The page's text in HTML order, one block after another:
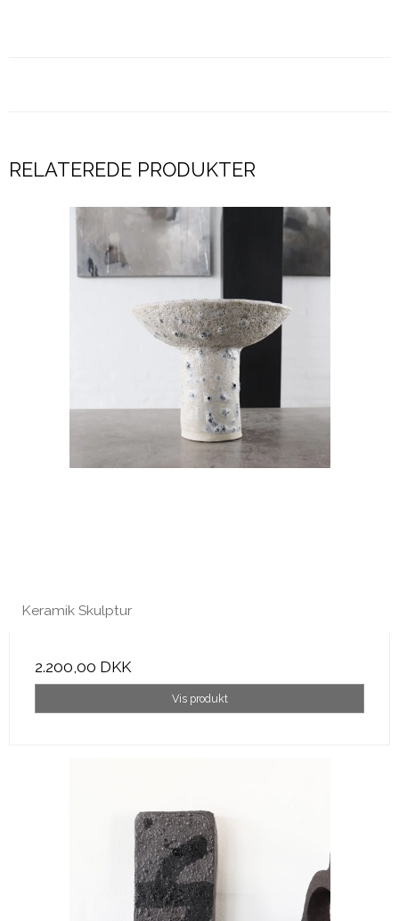
RELATEREDE PRODUKTER
Keramik Skulptur
2.200,00 DKK
Vis produkt